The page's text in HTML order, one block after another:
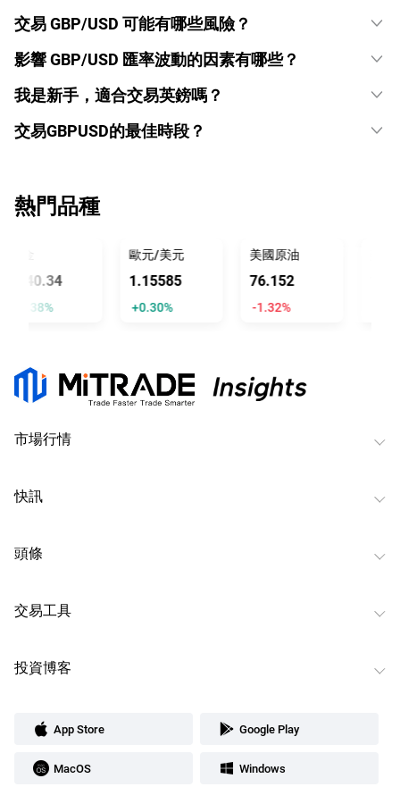
交易 GBP/USD 可能有哪些風險？
影響 GBP/USD 匯率波動的因素有哪些？
我是新手，適合交易英鎊嗎？
交易GBPUSD的最佳時段？
熱門品種
4340.34
+2.38%
歐元/美元
1.15585
+0.30%
美國原油
76.152
-1.32%
市場行情
快訊
頭條
交易工具
投資博客
App Store Google Play
MacOS Windows